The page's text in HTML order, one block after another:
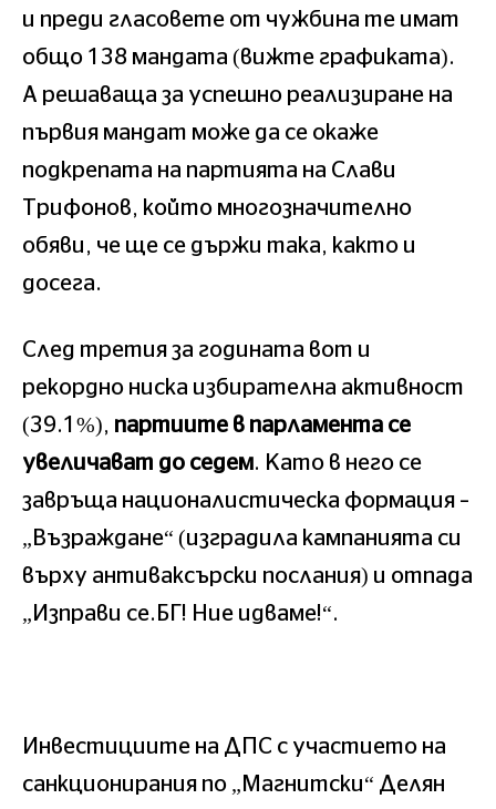
и преди гласовете от чужбина те имат
общо 138 мандата (вижте графиката).
А решаваща за успешно реализиране на
първия мандат може да се окаже
подкрепата на партията на Слави
Трифонов, който многозначително
обяви, че ще се държи така, както и
досега.
След третия за годината вот и
рекордно ниска избирателна активност
(39.1%), партиите в парламента се
увеличават до седем. Като в него се
завръща националистическа формация –
„Възраждане“ (изградила кампанията си
върху антиваксърски послания) и отпада
„Изправи се.БГ! Ние идваме!“.
Инвестициите на ДПС с участието на
санкционирания по „Магнитски“ Делян